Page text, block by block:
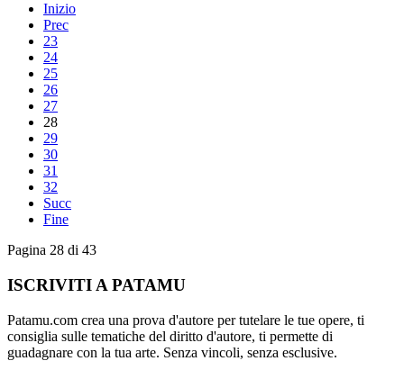
Inizio
Prec
23
24
25
26
27
28
29
30
31
32
Succ
Fine
Pagina 28 di 43
ISCRIVITI A PATAMU
Patamu.com crea una prova d'autore per tutelare le tue opere, ti
consiglia sulle tematiche del diritto d'autore, ti permette di
guadagnare con la tua arte. Senza vincoli, senza esclusive.